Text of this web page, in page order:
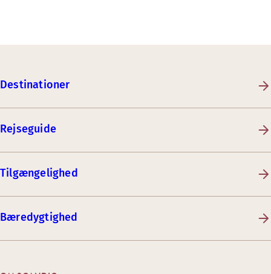
Destinationer
Rejseguide
Tilgængelighed
Bæredygtighed